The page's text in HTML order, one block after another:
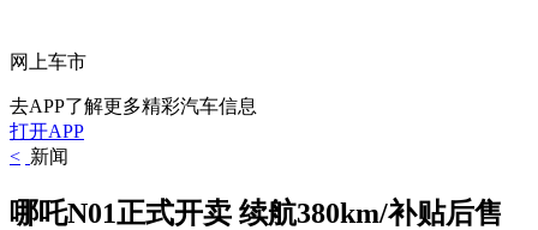
网上车市
去APP了解更多精彩汽车信息
打开APP
< 新闻
哪吒N01正式开卖 续航380km/补贴后售